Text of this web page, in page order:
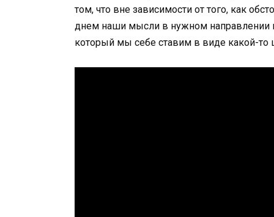
том, что вне зависимости от того, как
днем наши мысли в нужном направлении
который мы себе ставим в виде какой-то